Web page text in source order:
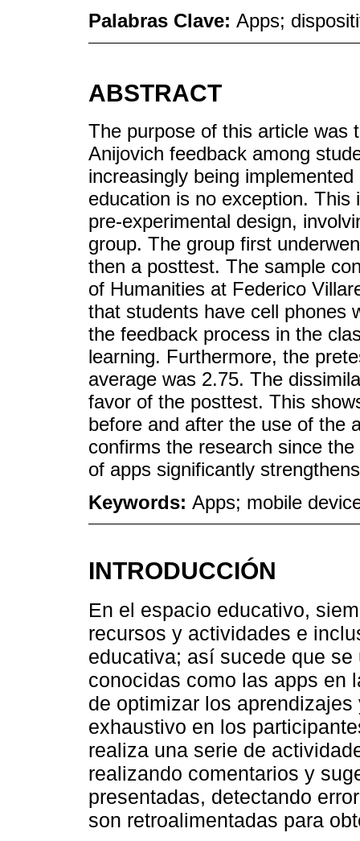
Palabras Clave: Apps;
ABSTRACT
The purpose of this article was
Anijovich feedback among
increasingly being
education is no exception.
pre-experimental design,
group. The group first
then a posttest. The sample
of Humanities at Federico
that students have cell phones
the feedback process in the
learning. Furthermore, the
average was 2.75. The
favor of the posttest. This
before and after the use of the
confirms the research since
of apps significantly
Keywords: Apps; mobile
INTRODUCCIÓN
En el espacio educativo,
recursos y actividades e
educativa; así sucede que
conocidas como las apps en
de optimizar los
exhaustivo en los
realiza una serie de
realizando comentarios y
presentadas, detectando
son retroalimentadas para